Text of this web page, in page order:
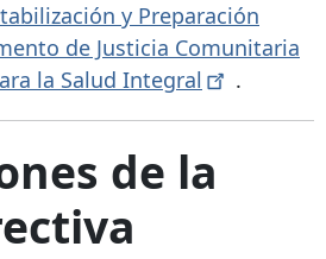
y Preparación
de Justicia Comunitaria
la Salud Integral .
de la